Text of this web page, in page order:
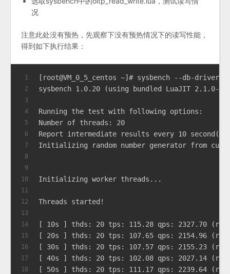
况
注意此处没有预热，先观察下没有预热情况下的读写性能，
得到如下执行结果：
1
2
3
4
5
6
7
8
9
10
11
12
13
14
15
16
17
18
[root@VM_0_5_centos ~]# sysbench --db-
sysbench 1.0.20 (using bundled LuaJIT 2.1.0-
Running the test with following options:
Number of threads: 20
Report intermediate results every 10 second(s)
Initializing random number generator from
Initializing worker threads...
Threads started!
[ 10s ] thds: 20 tps: 115.28 qps: 2327.70 (r/
[ 20s ] thds: 20 tps: 107.65 qps: 2154.96 (r/
[ 30s ] thds: 20 tps: 107.57 qps: 2155.23 (r/
[ 40s ] thds: 20 tps: 102.08 qps: 2027.14 (r/
[ 50s ] thds: 20 tps: 111.17 qps: 2239.64 (r/